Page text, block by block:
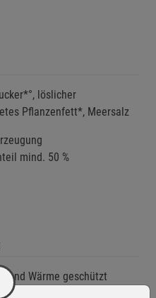
löslicher
Pflanzenfett*, Meersalz
mind. 50 %
und Wärme geschützt